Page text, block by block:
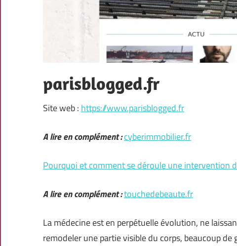
parisblogged.fr
Site web : https://www.parisblogged.fr
A lire en complément :cyberimmobilier.fr
Pourquoi et comment se déroule une intervention
A lire en complément :touchedebeaute.fr
La médecine est en perpétuelle évolution, ne
remodeler une partie visible du corps, beaucoup